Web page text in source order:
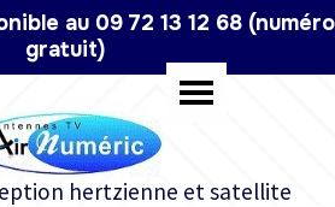
au 09 72 13 12 68 (numéro
gratuit)
hertzienne et satellite